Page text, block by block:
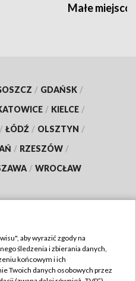
Małe
/ GDAŃSK /
/ KIELCE /
/ ŁÓDŹ / OLSZTYN /
/ RZESZÓW /
/ WROCŁAW
TVP
aby wyrazić zgody na
śledzenia i zbierania danych,
końcowym i ich
Twoich danych osobowych przez